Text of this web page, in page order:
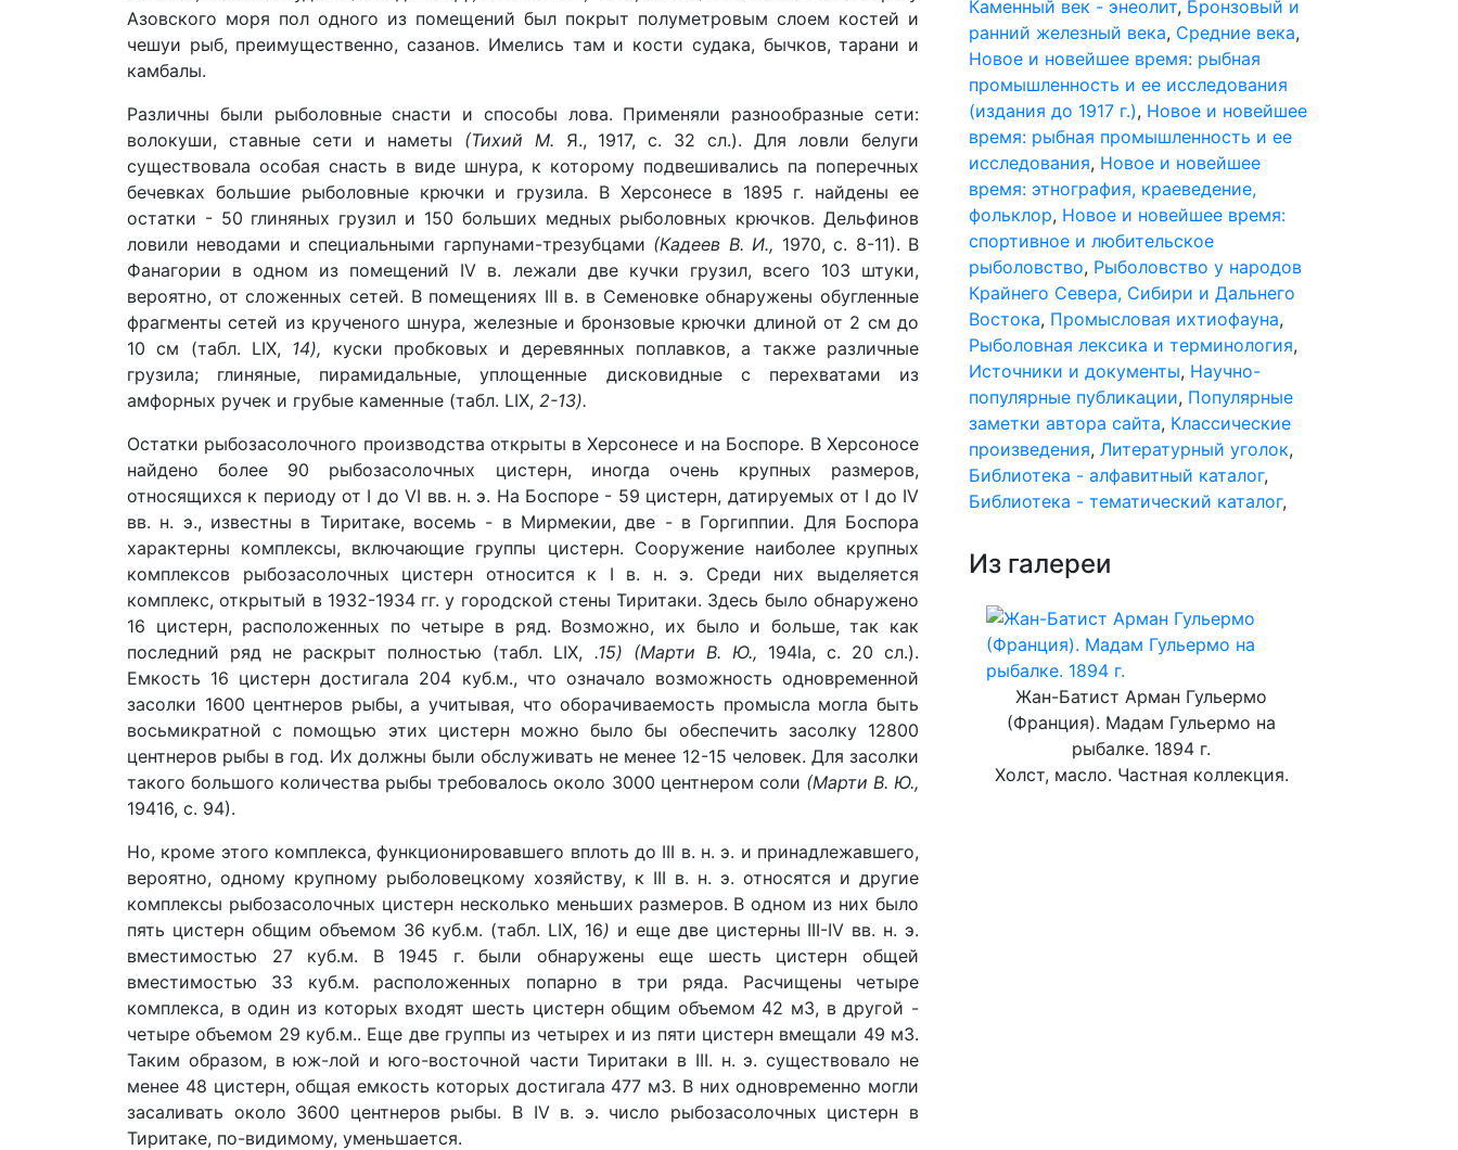
Азовского моря пол одного из помещений был покрыт полуметровым слоем костей и
чешуи рыб, преимущественно, сазанов. Имелись там и кости судака, бычков, тарани и
камбалы.
Различны были рыболовные снасти и способы лова. Применяли разнообразные сети:
волокуши, ставные сети и наметы (Тихий М. Я., 1917, с. 32 сл.). Для ловли белуги
существовала особая снасть в виде шнура, к которому подвешивались па поперечных
бечевках большие рыболовные крючки и грузила. В Херсонесе в 1895 г. найдены ее
остатки - 50 глиняных грузил и 150 больших медных рыболовных крючков. Дельфинов
ловили неводами и специальными гарпунами-трезубцами (Кадеев В. И., 1970, с. 8-11). В
Фанагории в одном из помещений IV в. лежали две кучки грузил, всего 103 штуки,
вероятно, от сложенных сетей. В помещениях III в. в Семеновке обнаружены обугленные
фрагменты сетей из крученого шнура, железные и бронзовые крючки длиной от 2 см до
10 см (табл. LIX, 14), куски пробковых и деревянных поплавков, а также различные
грузила; глиняные, пирамидальные, уплощенные дисковидные с перехватами из
амфорных ручек и грубые каменные (табл. LIX, 2-13).
Остатки рыбозасолочного производства открыты в Херсонесе и на Боспоре. В Херсоносе
найдено более 90 рыбозасолочных цистерн, иногда очень крупных размеров,
относящихся к периоду от I до VI вв. н. э. На Боспоре - 59 цистерн, датируемых от I до IV
вв. н. э., известны в Тиритаке, восемь - в Мирмекии, две - в Горгиппии. Для Боспора
характерны комплексы, включающие группы цистерн. Сооружение наиболее крупных
комплексов рыбозасолочных цистерн относится к I в. н. э. Среди них выделяется
комплекс, открытый в 1932-1934 гг. у городской стены Тиритаки. Здесь было обнаружено
16 цистерн, расположенных по четыре в ряд. Возможно, их было и больше, так как
последний ряд не раскрыт полностью (табл. LIX, .15) (Марти В. Ю., 194la, с. 20 сл.).
Емкость 16 цистерн достигала 204 куб.м., что означало возможность одновременной
засолки 1600 центнеров рыбы, а учитывая, что оборачиваемость промысла могла быть
восьмикратной с по­мощью этих цистерн можно было бы обеспечить засолку 12800
центнеров рыбы в год. Их должны были обслуживать не менее 12-15 человек. Для засолки
такого большого количества рыбы требовалось около 3000 центнером соли (Марти В. Ю.,
19416, с. 94).
Но, кроме этого комплекса, функционировавшего вплоть до III в. н. э. и принадлежавшего,
вероятно, одному крупному рыболовецкому хозяйству, к III в. н. э. относятся и другие
комплексы рыбозасолочных цистерн несколько меньших размеров. В одном из них было
пять цистерн общим объемом 36 куб.м. (табл. LIX, 16) и еще две цистерны III-IV вв. н. э.
вместимостью 27 куб.м. В 1945 г. были обна­ружены еще шесть цистерн общей
вместимостью 33 куб.м. расположенных попарно в три ряда. Расчищены четыре
комплекса, в один из которых входят шесть цистерн общим объемом 42 м3, в другой -
четыре объемом 29 куб.м.. Еще две группы из четырех и из пяти цистерн вмещали 49 м3.
Таким образом, в юж-лой и юго-восточной части Тиритаки в III. н. э. существовало не
менее 48 цистерн, общая емкость которых достигала 477 м3. В них одновременно могли
засаливать около 3600 центнеров рыбы. В IV в. э. число рыбозасолочных цистерн в
Тиритаке, по-видимому, уменьшается.
Каменный век - энеолит, Бронзовый и
ранний железный века, Средние века,
Новое и новейшее время: рыбная
промышленность и ее исследования
(издания до 1917 г.), Новое и новейшее
время: рыбная промышленность и ее
исследования, Новое и новейшее
время: этнография, краеведение,
фольклор, Новое и новейшее время:
спортивное и любительское
рыболовство, Рыболовство у народов
Крайнего Севера, Сибири и Дальнего
Востока, Промысловая ихтиофауна,
Рыболовная лексика и терминология,
Источники и документы, Научно-
популярные публикации, Популярные
заметки автора сайта, Классические
произведения, Литературный уголок,
Библиотека - алфавитный каталог,
Библиотека - тематический каталог,
Из галереи
Жан-Батист Арман Гульермо
(Франция). Мадам Гульермо на
рыбалке. 1894 г.
Холст, масло. Частная коллекция.